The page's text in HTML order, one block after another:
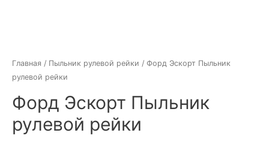
Главная / Пыльник рулевой рейки / Форд Эскорт Пыльник
рулевой рейки
Форд Эскорт Пыльник
рулевой рейки